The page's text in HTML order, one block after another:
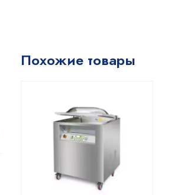
Похожие товары